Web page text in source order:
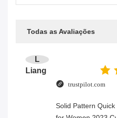
Todas as Avaliações
L
Liang
trustpilot.com
Solid Pattern